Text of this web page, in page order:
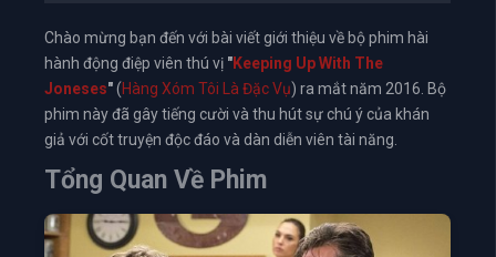
Chào mừng bạn đến với bài viết giới thiệu về bộ phim hài
hành động điệp viên thú vị "Keeping Up With The
Joneses"(Hàng Xóm Tôi Là Đặc Vụ) ra mắt năm 2016. Bộ
phim này đã gây tiếng cười và thu hút sự chú ý của khán
giả với cốt truyện độc đáo và dàn diễn viên tài năng.
Tổng Quan Về Phim